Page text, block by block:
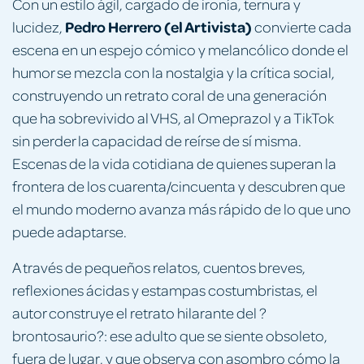
lucidez, Pedro Herrero (el Artivista)convierte cada
escena en un espejo cómico y melancólico donde el
humor se mezcla con la nostalgia y la crítica social,
construyendo un retrato coral de una generación
que ha sobrevivido al VHS, al Omeprazol y a TikTok
sin perder la capacidad de reírse de sí misma.
Escenas de la vida cotidiana de quienes superan la
frontera de los cuarenta/cincuenta y descubren que
el mundo moderno avanza más rápido de lo que uno
puede adaptarse.
A través de pequeños relatos, cuentos breves,
reflexiones ácidas y estampas costumbristas, el
autor construye el retrato hilarante del ?
brontosaurio?: ese adulto que se siente obsoleto,
fuera de lugar, y que observa con asombro cómo la